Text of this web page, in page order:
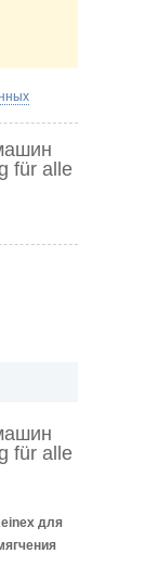
für alle
für alle
для